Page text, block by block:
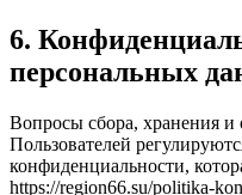
6.
персональных
Вопросы сбора, хранения
Пользователей
конфиденциальности,
https://region66.su/politika-